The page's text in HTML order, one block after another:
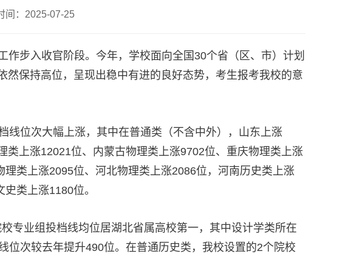
间：2025-07-25
步入收官阶段。今年，学校面向全国30个省（区、市）计划
保持高位，呈现出稳中有进的良好态势，考生报考我校的意
线位次大幅上涨，其中在普通类（不含中外），山东上涨
上涨12021位、内蒙古物理类上涨9702位、重庆物理类上涨
类上涨2095位、河北物理类上涨2086位，河南历史类上涨
类上涨1180位。
专业组投档线均位居湖北省属高校第一，其中设计学类所在
位次较去年提升490位。在普通历史类，我校设置的2个院校